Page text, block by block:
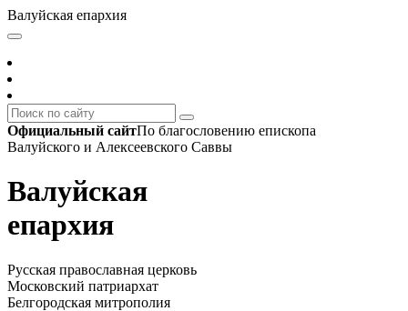
Валуйская епархия
Официальный сайтПо благословению епископа
Валуйского и Алексеевского Саввы
Валуйская
епархия
Русская православная церковь
Московский патриархат
Белгородская митрополия